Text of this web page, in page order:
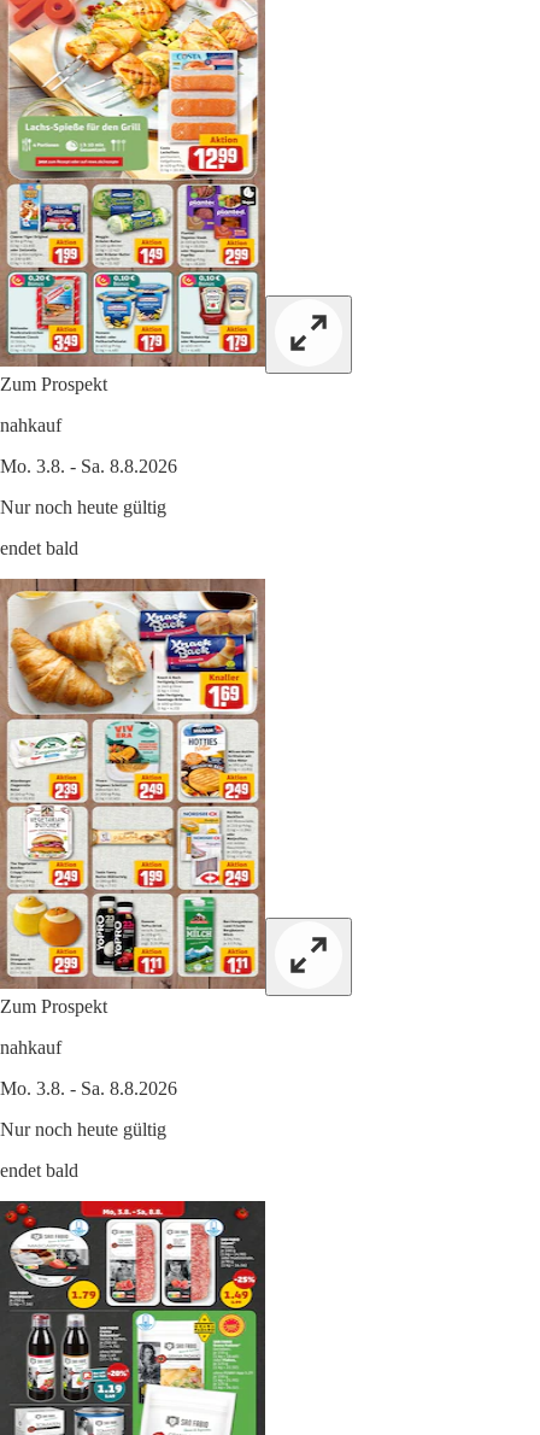
Zum Prospekt
nahkauf
Mo. 3.8. - Sa. 8.8.2026
Nur noch heute gültig
endet bald
Zum Prospekt
nahkauf
Mo. 3.8. - Sa. 8.8.2026
Nur noch heute gültig
endet bald